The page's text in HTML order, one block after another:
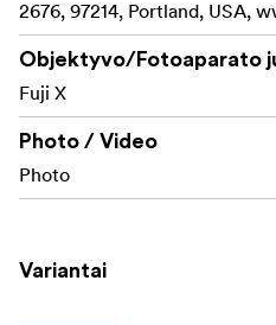
Center-focus locking
Multi-coating minimizes
Lightweight
Compact
Covers full-frame
2676, 97214, Portland, USA,
Objektyvo/Fotoaparato
Fuji X
Photo / Video
Photo
Variantai